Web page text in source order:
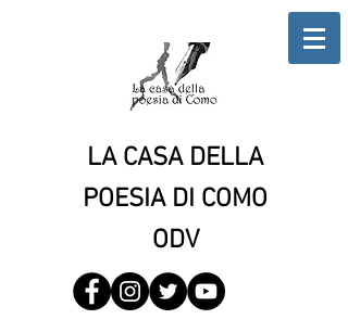
LA CASA DELLA
POESIA DI COMO
ODV